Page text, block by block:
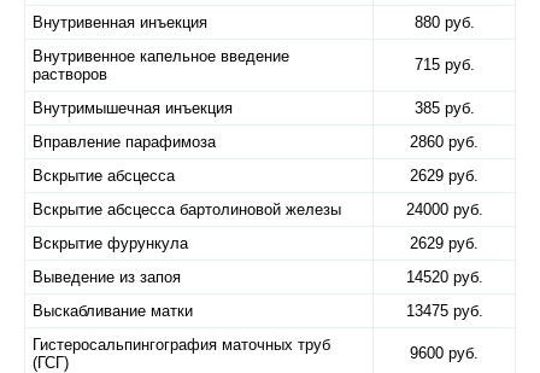
Внутривенная инъекция
880 руб.
Внутривенное капельное введение
растворов
715 руб.
Внутримышечная инъекция
385 руб.
Вправление парафимоза
2860 руб.
Вскрытие абсцесса
2629 руб.
Вскрытие абсцесса бартолиновой железы
24000 руб.
Вскрытие фурункула
2629 руб.
Выведение из запоя
14520 руб.
Выскабливание матки
13475 руб.
Гистеросальпингография маточных труб
(ГСГ)
9600 руб.